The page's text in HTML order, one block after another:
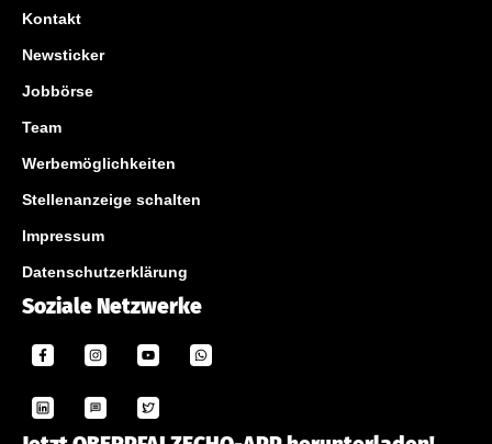
Kontakt
Newsticker
Jobbörse
Team
Werbemöglichkeiten
Stellenanzeige schalten
Impressum
Datenschutzerklärung
Soziale Netzwerke